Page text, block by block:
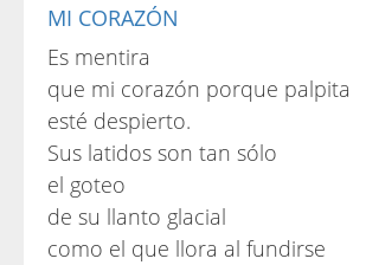
MI CORAZÓN
Es mentira
que mi corazón porque palpita
esté despierto.
Sus latidos son tan sólo
el goteo
de su llanto glacial
como el que llora al fundirse